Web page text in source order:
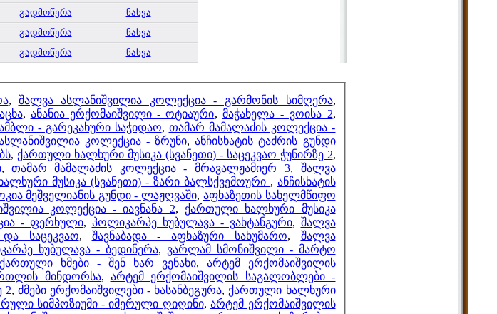
გადმოწერა
ნახვა
გადმოწერა
ნახვა
გადმოწერა ნახვა
, შალვა ასლანიშვილია კოლექცია - გარმონის სიმღერა,
, ანანია ერქომაიშვილი - ოტიაური, მაჭახელა - ვოისა 2,
- გარეკახური საჭიდაო, თამარ მამალაძის კოლექცია -
კოლექცია - ზრუნი, ანჩისხატის ტაძრის გუნდი
, ქართული ხალხური მუსიკა (სვანეთი) - საცეკვაო ჭუნირზე 2,
, თამარ მამალაძის კოლექცია - მრავალჟამიერ 3, შალვა
მუსიკა (სვანეთი) - ზარი ბალსქვემოური , ანჩისხატის
მეშველიანის გუნდი - ლაჟღვაში, აფხაზეთის სახელმწიფო
კოლექცია - იავნანა 2, ქართული ხალხური მუსიკა
- ფერხული, პოლიკარპე ხუბულავა - ვახტანგური, შალვა
საცეკვაო, შავნაბადა - აფხაზური სახუმარო, შალვა
ხუბულავა - ბედინერა, ვარლამ სმონიშვილი - მარტო
ქართული ხმები - შენ ხარ ვენახი, არტემ ერქომაიშვილის
მინდორსა, არტემ ერქომაიშვილის საგალობლები -
2, ძმები ერქომაიშვილები - ხასანბეგურა, ქართული ხალხური
სიმპოზიუმი - იმერული ღიღინი, არტემ ერქომაიშვილის